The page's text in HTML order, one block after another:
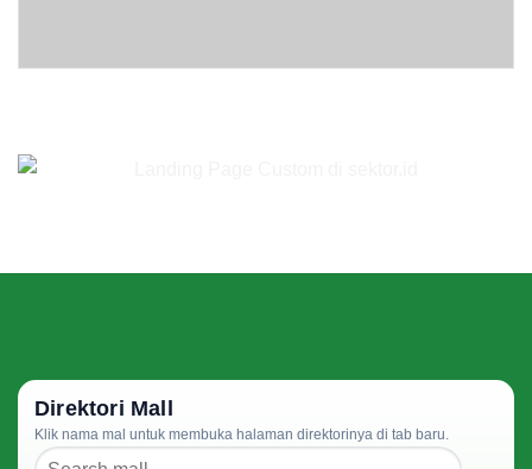
Direktori Mall
Klik nama mal untuk membuka halaman direktorinya di tab baru.